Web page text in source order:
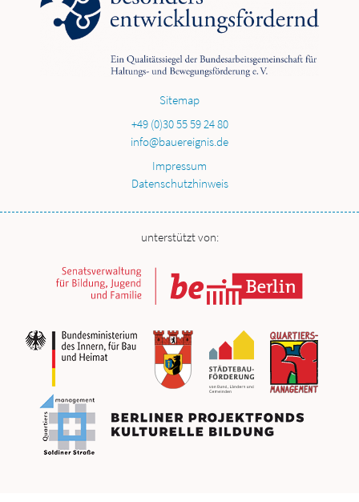
Sitemap
+49 (0)30 55 59 24 80
info@bauereignis.de
Impressum
Datenschutzhinweis
unterstützt von: